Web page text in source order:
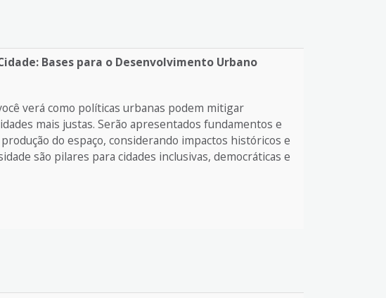
Bases para o Desenvolvimento Urbano
verá como políticas urbanas podem mitigar
mais justas. Serão apresentados fundamentos e
do espaço, considerando impactos históricos e
são pilares para cidades inclusivas, democráticas e